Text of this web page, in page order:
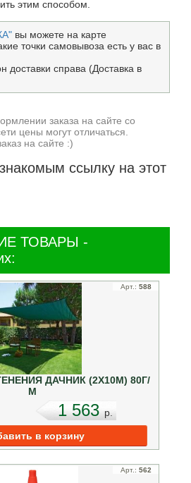
этим способом.
вы можете на карте
точки самовывоза есть у вас в
доставки справа (Доставка в
заказа на сайте со
цены могут отличаться.
на сайте :)
ссылку на этот
ТОВАРЫ -
Арт.: 588
ДАЧНИК (2Х10М) 80Г/
М
1 563p.
Арт.: 562